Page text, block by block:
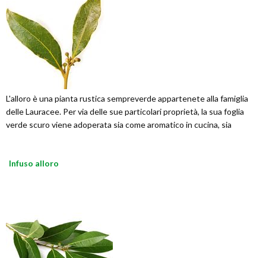
L'alloro è una pianta rustica sempreverde appartenete alla famiglia
delle Lauracee. Per via delle sue particolari proprietà, la sua foglia
verde scuro viene adoperata sia come aromatico in cucina, sia
Infuso alloro